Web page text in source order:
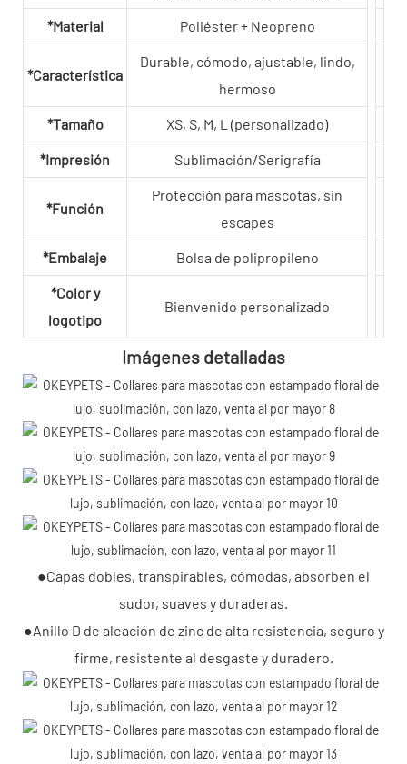
*Material Poliéster + Neopreno
*Característica
Durable, cómodo, ajustable, lindo,
hermoso
*Tamaño XS, S, M, L (personalizado)
*Impresión Sublimación/Serigrafía
*Función
Protección para mascotas, sin
escapes
*Embalaje Bolsa de polipropileno
*Color y
logotipo
Bienvenido personalizado
Imágenes detalladas
●Capas dobles, transpirables, cómodas, absorben el
sudor, suaves y duraderas.
●Anillo D de aleación de zinc de alta resistencia, seguro y
firme, resistente al desgaste y duradero.